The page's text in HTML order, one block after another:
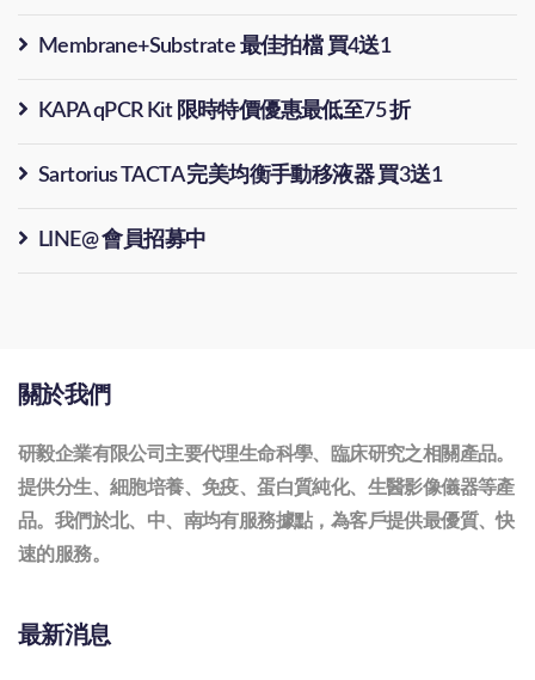
Membrane+Substrate 最佳拍檔 買4送1
KAPA qPCR Kit 限時特價優惠最低至75 折
Sartorius TACTA 完美均衡手動移液器 買3送1
LINE@ 會員招募中
關於我們
研毅企業有限公司主要代理生命科學、臨床研究之相關產品。
提供分生、細胞培養、免疫、蛋白質純化、生醫影像儀器等產
品。我們於北、中、南均有服務據點，為客戶提供最優質、快
速的服務。
最新消息